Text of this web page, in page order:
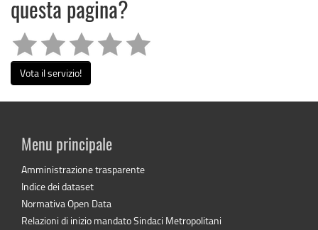
questa pagina?
Vota il servizio!
Menu principale
Amministrazione trasparente
Indice dei dataset
Normativa Open Data
Relazioni di inizio mandato Sindaci Metropolitani